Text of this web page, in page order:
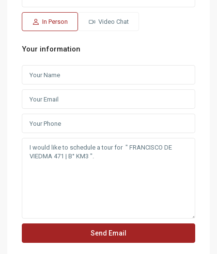
In Person Video Chat
Your information